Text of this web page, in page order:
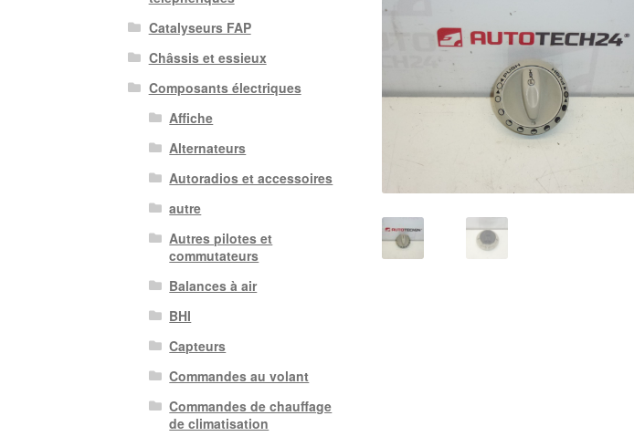
Catalyseurs FAP
Châssis et essieux
Composants électriques
Affiche
Alternateurs
Autoradios et accessoires
autre
Autres pilotes et
commutateurs
Balances à air
BHI
Capteurs
Commandes au volant
Commandes de chauffage
de climatisation